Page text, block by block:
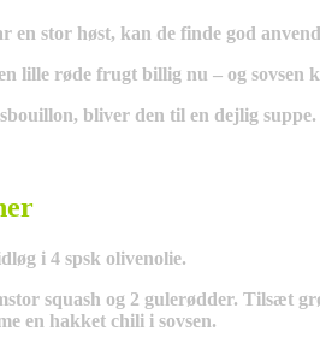
en stor høst, kan de finde god
lille røde frugt billig nu – og sovsen
bliver den til en dejlig suppe.
i 4 spsk olivenolie.
squash og 2 gulerødder. Tilsæt
en hakket chili i sovsen.